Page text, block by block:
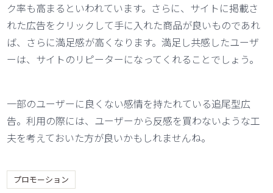
ク率も高まるといわれています。さらに、サイトに掲載さ
れた広告をクリックして手に入れた商品が良いものであれ
ば、さらに満足感が高くなります。満足し共感したユーザ
ーは、サイトのリピーターになってくれることでしょう。
一部のユーザーに良くない感情を持たれている追尾型広
告。利用の際には、ユーザーから反感を買わないような工
夫を考えておいた方が良いかもしれませんね。
プロモーション